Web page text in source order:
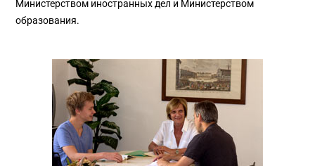
Министерством иностранных дел и Министерством
образования.